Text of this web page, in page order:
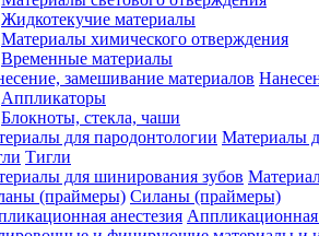
Жидкотекучие материалы
Материалы химического отверждения
Временные материалы
Аппликаторы
Блокноты, стекла, чаши
Материалы
Тигли
Силаны (праймеры)
Аппликационная